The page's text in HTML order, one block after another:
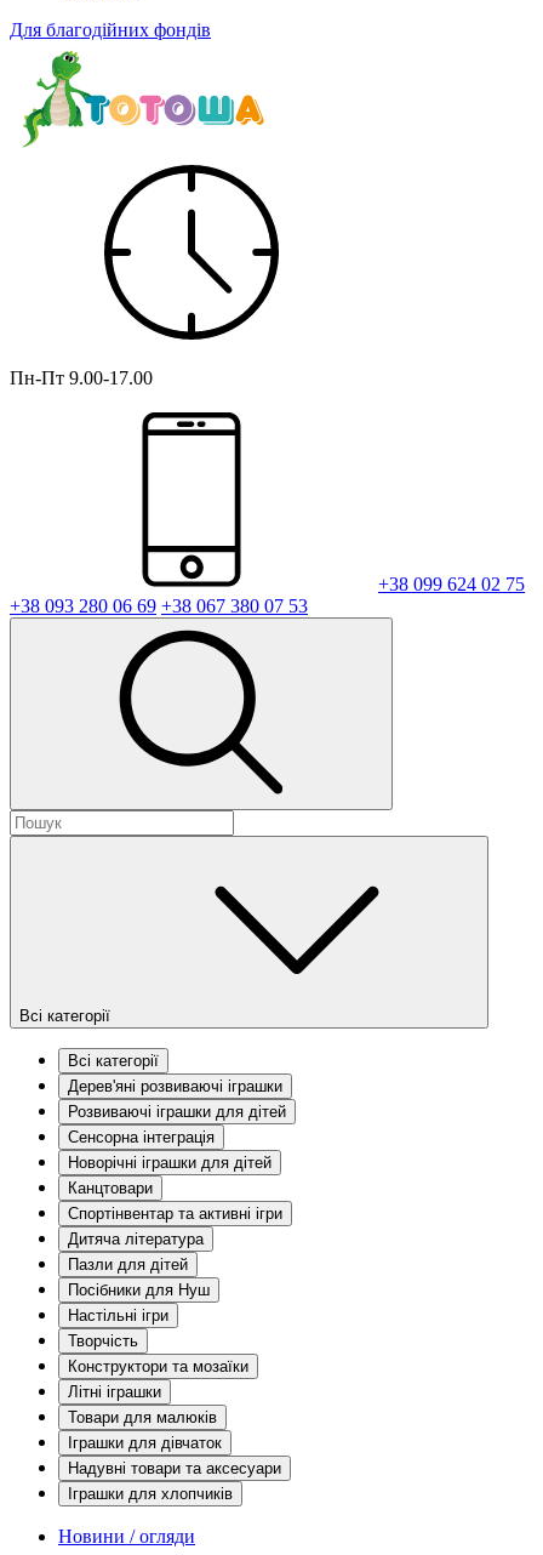
Для благодійних фондів
Пн-Пт 9.00-17.00
+38 099 624 02 75
+38 093 280 06 69 +38 067 380 07 53
Всі категорії
Всі категорії
Дерев'яні розвиваючі іграшки
Розвиваючі іграшки для дітей
Сенсорна інтеграція
Новорічні іграшки для дітей
Канцтовари
Спортінвентар та активні ігри
Дитяча література
Пазли для дітей
Посібники для Нуш
Настільні ігри
Творчість
Конструктори та мозаїки
Літні іграшки
Товари для малюків
Іграшки для дівчаток
Надувні товари та аксесуари
Іграшки для хлопчиків
Новини / огляди